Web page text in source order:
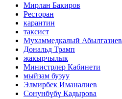
Мирлан Бакиров
Ресторан
карантин
таксист
Мухаммедкалый Абылгазиев
Дональд Трамп
жакырчылык
Министрлер Кабинети
мыйзам бузуу
Элмирбек Иманалиев
Сонунбүбү Кадырова